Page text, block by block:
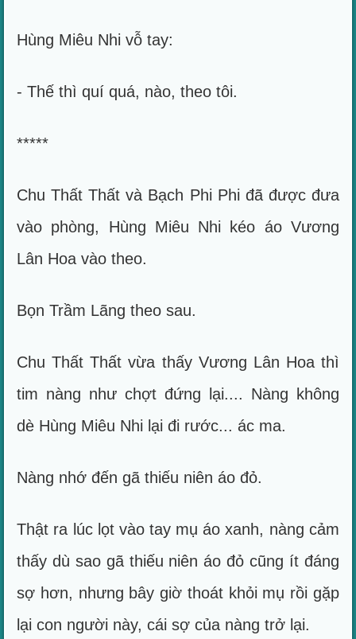
Hùng Miêu Nhi vỗ tay:
- Thế thì quí quá, nào, theo tôi.
*****
Chu Thất Thất và Bạch Phi Phi đã được đưa
vào phòng, Hùng Miêu Nhi kéo áo Vương
Lân Hoa vào theo.
Bọn Trầm Lãng theo sau.
Chu Thất Thất vừa thấy Vương Lân Hoa thì
tim nàng như chợt đứng lại.... Nàng không
dè Hùng Miêu Nhi lại đi rước... ác ma.
Nàng nhớ đến gã thiếu niên áo đỏ.
Thật ra lúc lọt vào tay mụ áo xanh, nàng cảm
thấy dù sao gã thiếu niên áo đỏ cũng ít đáng
sợ hơn, nhưng bây giờ thoát khỏi mụ rồi gặp
lại con người này, cái sợ của nàng trở lại.